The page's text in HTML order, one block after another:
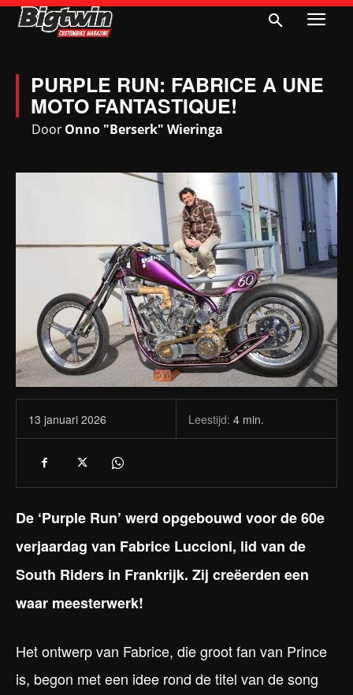
PURPLE RUN: FABRICE A UNE
MOTO FANTASTIQUE!
DoorOnno "Berserk" Wieringa
13 januari 2026 Leestijd: 4 min.
De ‘Purple Run’ werd opgebouwd voor de 60e
verjaardag van Fabrice Luccioni, lid van de
South Riders in Frankrijk. Zij creëerden een
waar meesterwerk!
Het ontwerp van Fabrice, die groot fan van Prince
is, begon met een idee rond de titel van de song